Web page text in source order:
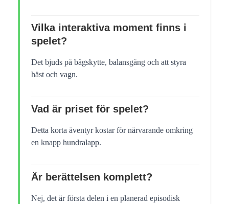
Vilka interaktiva moment finns i
spelet?
Det bjuds på bågskytte, balansgång och att styra
häst och vagn.
Vad är priset för spelet?
Detta korta äventyr kostar för närvarande omkring
en knapp hundralapp.
Är berättelsen komplett?
Nej, det är första delen i en planerad episodisk